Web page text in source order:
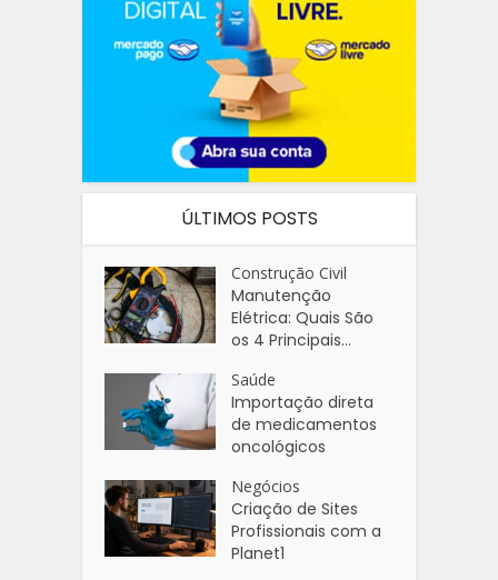
ÚLTIMOS POSTS
Construção Civil
Manutenção
Elétrica: Quais São
os 4 Principais...
Saúde
Importação direta
de medicamentos
oncológicos
Negócios
Criação de Sites
Profissionais com a
Planet1